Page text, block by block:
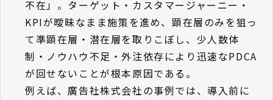
不在」。ターゲット・カスタマージャーニー・
KPIが曖昧なまま施策を進め、顕在層のみを狙っ
て準顕在層・潜在層を取りこぼし、少人数体
制・ノウハウ不足・外注依存により迅速なPDCA
が回せないことが根本原因である。
例えば、廣告社株式会社の事例では、導入前に